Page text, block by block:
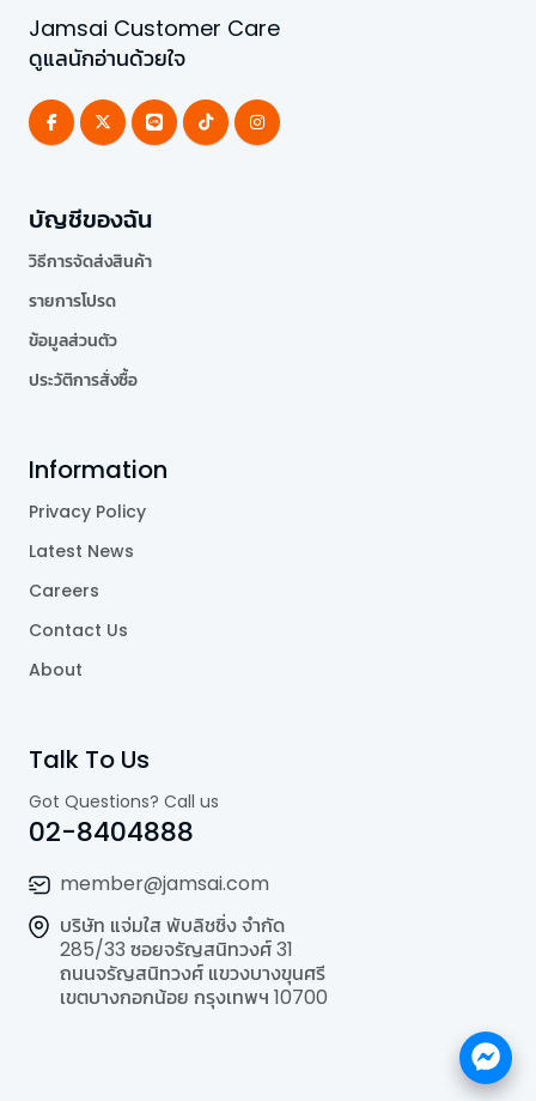
Jamsai Customer Care
ดูแลนักอ่านด้วยใจ
บัญชีของฉัน
วิธีการจัดส่งสินค้า
รายการโปรด
ข้อมูลส่วนตัว
ประวัติการสั่งซื้อ
Information
Privacy Policy
Latest News
Careers
Contact Us
About
Talk To Us
Got Questions? Call us
02-8404888
member@jamsai.com
บริษัท แจ่มใส พับลิชชิ่ง จำกัด
285/33 ซอยจรัญสนิทวงศ์ 31
ถนนจรัญสนิทวงศ์ แขวงบางขุนศรี
เขตบางกอกน้อย กรุงเทพฯ 10700